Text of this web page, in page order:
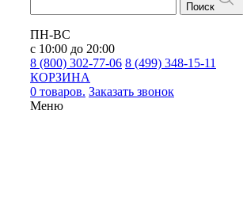
Поиск
ПН-ВС
с 10:00 до 20:00
8 (800) 302-77-06 8 (499) 348-15-11
КОРЗИНА
0 товаров. Заказать звонок
Меню